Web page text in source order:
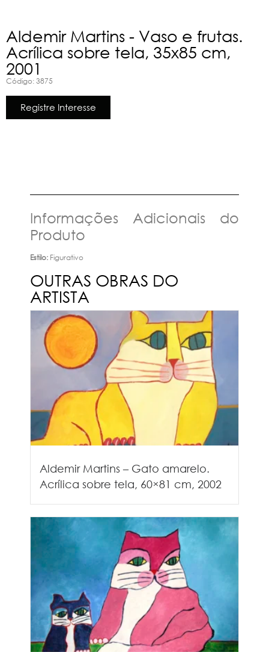
Aldemir Martins - Vaso e frutas.
Acrílica sobre tela, 35x85 cm,
2001
Código: 3875
Registre Interesse
Informações Adicionais do
Produto
Estilo: Figurativo
OUTRAS OBRAS DO
ARTISTA
Aldemir Martins – Gato amarelo.
Acrílica sobre tela, 60×81 cm, 2002